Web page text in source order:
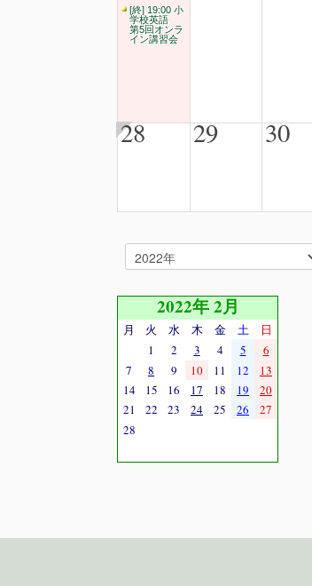
[終] 19:00 小
学校英語
第5回オンラ
イン講習会
28 29 30
2022年 2月
月 火 水 木 金 土
日
1
2 3 4 5
6
7
8 9 10 11 12
13
14
15 16 17 18 19
20
21
22 23 24 25 26
27
28